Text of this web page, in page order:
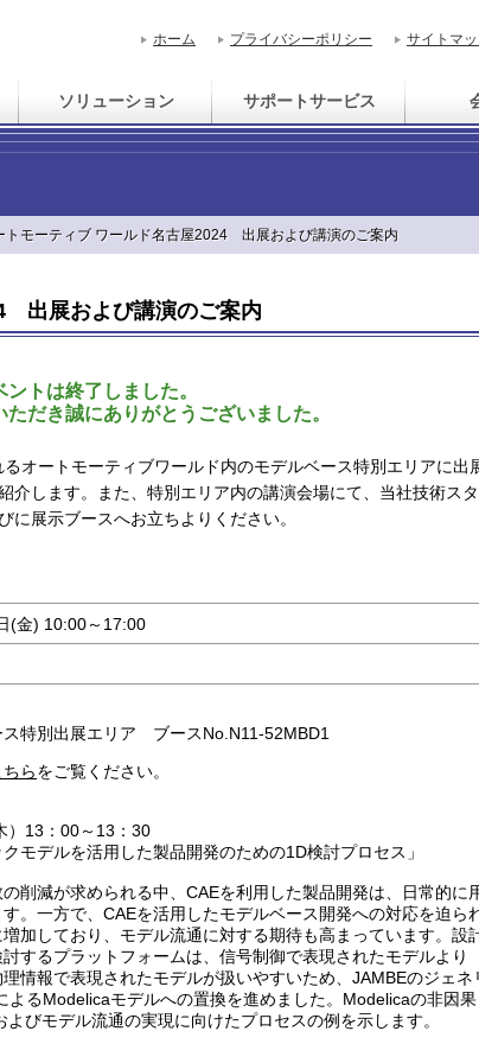
ホーム プライバシーポリシー サイトマ
ソリューション サポートサービス
トモーティブ ワールド名古屋2024 出展および講演のご案内
出展および講演のご案内
ントは終了しました。
だき誠にありがとうございました。
オートモーティブワールド内のモデルベース特別エリアに出
介します。また、特別エリア内の講演会場にて、当社技術ス
展示ブースへお立ちよりください。
(金) 10:00～17:00
特別出展エリア ブースNo.N11-52MBD1
ちらをご覧ください。
）13：00～13：30
モデルを活用した製品開発のための1D検討プロセス」
削減が求められる中、CAEを利用した製品開発は、日常的に
。一方で、CAEを活用したモデルベース開発への対応を迫ら
加しており、モデル流通に対する期待も高まっています。設
するプラットフォームは、信号制御で表現されたモデルより
情報で表現されたモデルが扱いやすいため、JAMBEのジェネ
よるModelicaモデルへの置換を進めました。Modelicaの非因果
びモデル流通の実現に向けたプロセスの例を示します。